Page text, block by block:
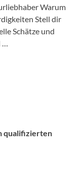
Warum
Stell dir
Schätze und
…
qualifizierten